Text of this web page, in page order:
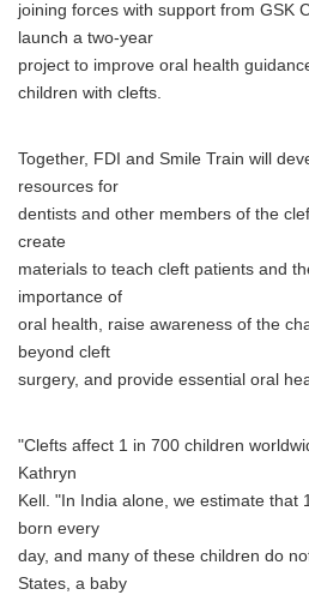
joining forces with support from GSK
launch a two-year
project to improve oral health
children with clefts.
Together, FDI and Smile Train will
resources for
dentists and other members of the
create
materials to teach cleft patients and
importance of
oral health, raise awareness of the
beyond cleft
surgery, and provide essential oral
"Clefts affect 1 in 700 children
Kathryn
Kell. "In India alone, we estimate that
born every
day, and many of these children do
States, a baby